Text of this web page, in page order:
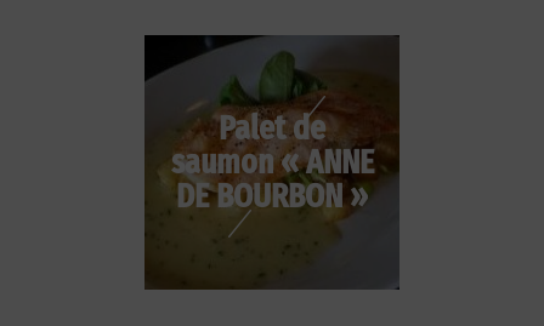
Palet de
saumon « ANNE
DE BOURBON »